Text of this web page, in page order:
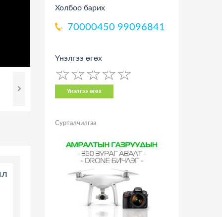
Холбоо барих
70000450 99096841
Үнэлгээ өгөх
☆☆☆☆☆
★★★★★
Үнэлгээ өгөх
Сурталчилгаа